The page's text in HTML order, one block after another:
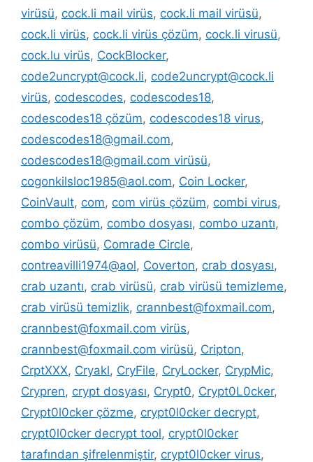
virüsü, cock.li mail virüs, cock.li mail virüsü,
cock.li virüs, cock.li virüs çözüm, cock.li virusü,
cock.lu virüs, CockBlocker,
code2uncrypt@cock.li, code2uncrypt@cock.li
virüs, codescodes, codescodes18,
codescodes18 çözüm, codescodes18 virus,
codescodes18@gmail.com,
codescodes18@gmail.com virüsü,
cogonkilsloc1985@aol.com, Coin Locker,
CoinVault, com, com virüs çözüm, combi virus,
combo çözüm, combo dosyası, combo uzantı,
combo virüsü, Comrade Circle,
contreavilli1974@aol, Coverton, crab dosyası,
crab uzantı, crab virüsü, crab virüsü temizleme,
crab virüsü temizlik, crannbest@foxmail.com,
crannbest@foxmail.com virüs,
crannbest@foxmail.com virüsü, Cripton,
CrptXXX, Cryakl, CryFile, CryLocker, CrypMic,
Crypren, crypt dosyası, Crypt0, Crypt0L0cker,
Crypt0l0cker çözme, crypt0l0cker decrypt,
crypt0l0cker decrypt tool, crypt0l0cker
tarafından şifrelenmiştir, crypt0l0cker virus,